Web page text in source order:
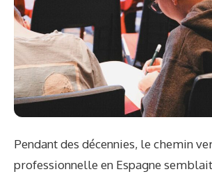
Pendant des décennies, le chemin
professionnelle en Espagne